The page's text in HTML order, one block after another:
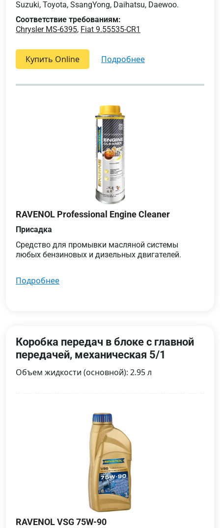
Suzuki, Toyota, SsangYong, Daihatsu, Daewoo.
Соответствие требованиям:
Chrysler MS-6395, Fiat 9.55535-CR1
Купить Online подробнее
RAVENOL Professional Engine Cleaner
Присадка
Средство для промывки масляной системы
любых бензиновых и дизельных двигателей.
подробнее
Коробка передач в блоке с главной
передачей, механическая 5/1
Объем жидкости (основной): 2.95 л
RAVENOL VSG 75W-90